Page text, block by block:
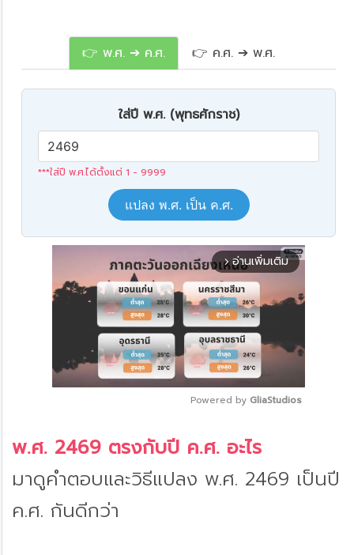
👉 พ.ศ. ➔ ค.ศ. 👉 ค.ศ. ➔ พ.ศ.
ใส่ปี พ.ศ. (พุทธศักราช)
***ใส่ปี พ.ศ.ได้ตั้งแต่ 1 - 9999
แปลง พ.ศ. เป็น ค.ศ.
arrow_forward_ios อ่านเพิ่มเติม
Powered by GliaStudios
พ.ศ. 2469 ตรงกับปี ค.ศ. อะไร
มาดูคำตอบและวิธีแปลง พ.ศ. 2469 เป็นปี
ค.ศ. กันดีกว่า